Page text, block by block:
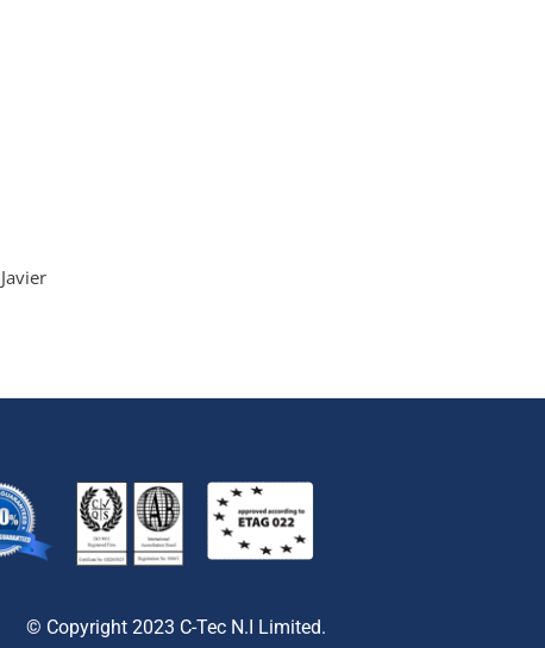
© Copyright 2023 C-Tec N.I Limited.